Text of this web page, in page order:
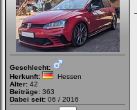
Geschlecht:
Herkunft:
Hessen
Alter: 42
Beiträge: 363
Dabei seit: 06 / 2016